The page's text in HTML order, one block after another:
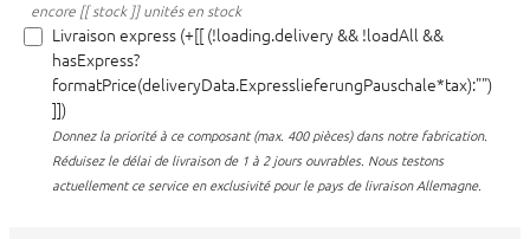
encore [[ stock ]] unités en stock
Livraison express (+[[ (!loading.delivery && !loadAll &&
hasExpress?
formatPrice(deliveryData.ExpresslieferungPauschale*tax):"")
]])
Donnez la priorité à ce composant (max. 400 pièces) dans notre fabrication.
Réduisez le délai de livraison de 1 à 2 jours ouvrables. Nous testons
actuellement ce service en exclusivité pour le pays de livraison Allemagne.